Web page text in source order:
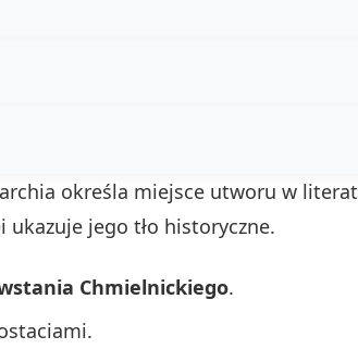
określa miejsce utworu w
jego tło historyczne.
Chmielnickiego.